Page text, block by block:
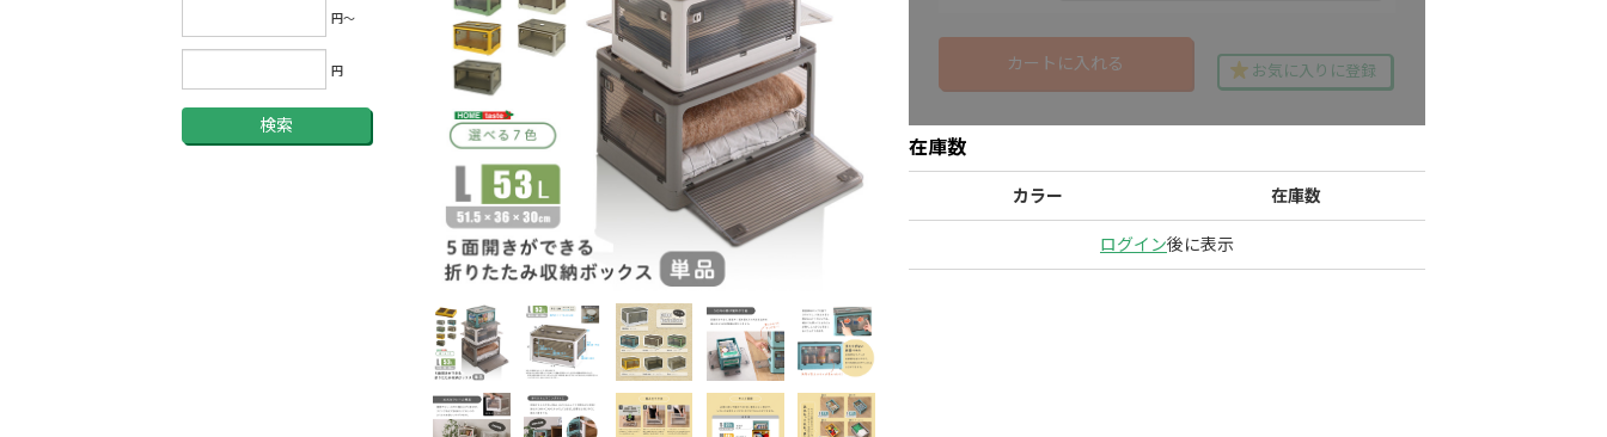
円～
円
検索
カートに入れる お気に入りに登録
在庫数
カラー 在庫数
ログイン後に表示